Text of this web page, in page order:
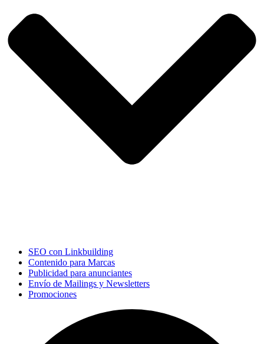
SEO con Linkbuilding
Contenido para Marcas
Publicidad para anunciantes
Envío de Mailings y Newsletters
Promociones